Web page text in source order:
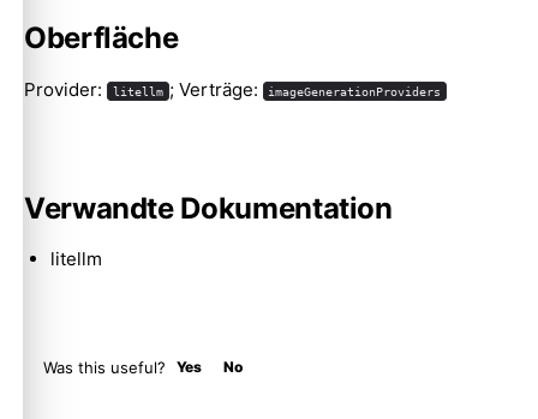
Oberfläche
Provider: litellm ; Verträge: imageGenerationProviders
Verwandte Dokumentation
litellm
Was this useful? Yes No